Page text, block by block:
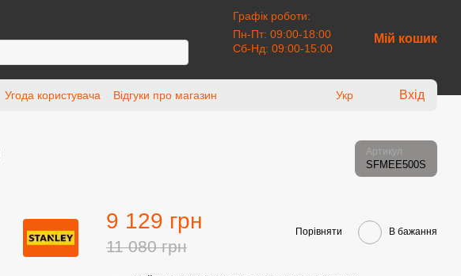
Графік роботи:
Пн-Пт: 09:00-18:00
Сб-Нд: 09:00-15:00
Мій кошик
Угода користувача Відгуки про магазин Укр Вхід
Артикул
SFMEE500S
9 129 грн
11 080 грн
Порівняти В бажання